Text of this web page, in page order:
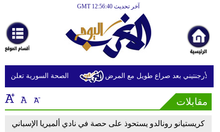
آخر تحديث GMT 12:56:40
أخبارعاجلة
رياضة
ثقافة
إقتصاد
الصحة السورية تعلن مقتل شخصين وإصابة 13 بعد صراع طويل مع المرض
مقابلات
كريستيانو رونالدو يستحوذ على حصة في نادي ألميريا الإسباني